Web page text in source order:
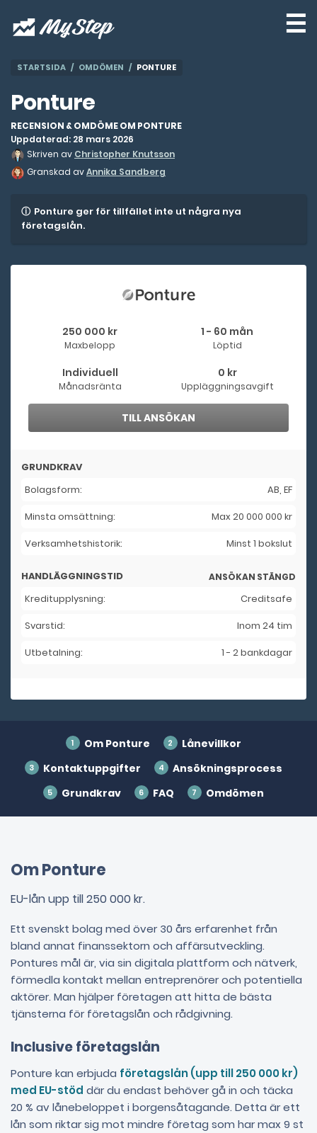
☰
STARTSIDA OMDÖMEN PONTURE
Ponture
RECENSION & OMDÖME OM PONTURE
Uppdaterad: 28 mars 2026
Skriven av Christopher Knutsson
Granskad avAnnika Sandberg
Ponture ger för tillfället inte ut några nya
företagslån.
250 000 kr
Maxbelopp
1 - 60 mån
Löptid
Individuell
Månadsränta
0 kr
Uppläggningsavgift
TILL ANSÖKAN
GRUNDKRAV
Bolagsform:
AB, EF
Minsta omsättning:
Max 20 000 000 kr
Verksamhetshistorik:
Minst 1 bokslut
HANDLÄGGNINGSTID ANSÖKAN STÄNGD
Kreditupplysning:
Creditsafe
Svarstid:
Inom 24 tim
Utbetalning:
1 - 2 bankdagar
Om Ponture
Lånevillkor
Kontaktuppgifter
Ansökningsprocess
Grundkrav
FAQ Omdömen
Om Ponture
EU-lån upp till 250 000 kr.
Ett svenskt bolag med över 30 års erfarenhet från
bland annat finanssektorn och affärsutveckling.
Pontures mål är, via sin digitala plattform och nätverk,
förmedla kontakt mellan entreprenörer och potentiella
aktörer. Man hjälper företagen att hitta de bästa
tjänsterna för företagslån och rådgivning.
Inclusive företagslån
Ponture kan erbjuda företagslån (upp till 250 000 kr)
med EU-stöd där du endast behöver gå in och täcka
20 % av lånebeloppet i borgensåtagande. Detta är ett
lån som riktar sig mot mindre företag som har max 9 st